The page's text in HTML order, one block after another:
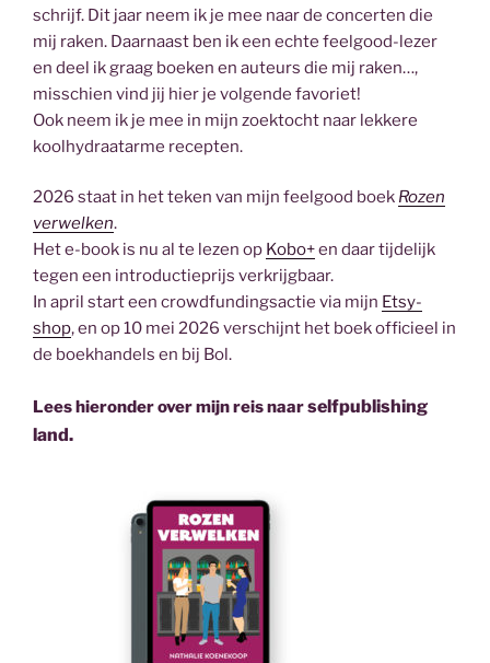
schrijf. Dit jaar neem ik je mee naar de concerten die
mij raken. Daarnaast ben ik een echte feelgood-lezer
en deel ik graag boeken en auteurs die mij raken…,
misschien vind jij hier je volgende favoriet!
Ook neem ik je mee in mijn zoektocht naar lekkere
koolhydraatarme recepten.
2026 staat in het teken van mijn feelgood boek Rozen
verwelken.
Het e-book is nu al te lezen op Kobo+en daar tijdelijk
tegen een introductieprijs verkrijgbaar.
In april start een crowdfundingsactie via mijn Etsy-
shop, en op 10 mei 2026 verschijnt het boek officieel in
de boekhandels en bij Bol.
Lees hieronder over mijn reis naarselfpublishing
land.